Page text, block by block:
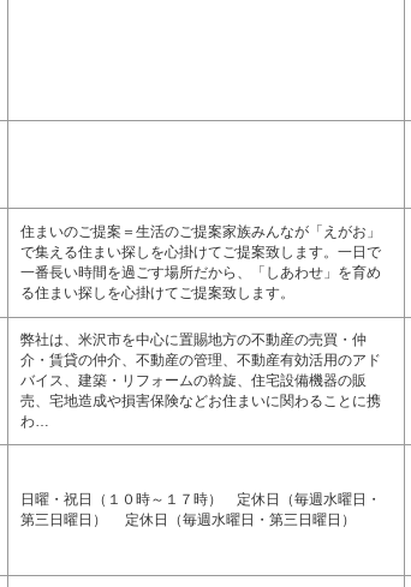
住まいのご提案＝生活のご提案家族みんなが「えがお」
で集える住まい探しを心掛けてご提案致します。一日で
一番長い時間を過ごす場所だから、「しあわせ」を育め
る住まい探しを心掛けてご提案致します。
弊社は、米沢市を中心に置賜地方の不動産の売買・仲
介・賃貸の仲介、不動産の管理、不動産有効活用のアド
バイス、建築・リフォームの斡旋、住宅設備機器の販
売、宅地造成や損害保険などお住まいに関わることに携
わ…
日曜・祝日（１０時～１７時） 定休日（毎週水曜日・
第三日曜日） 定休日（毎週水曜日・第三日曜日）